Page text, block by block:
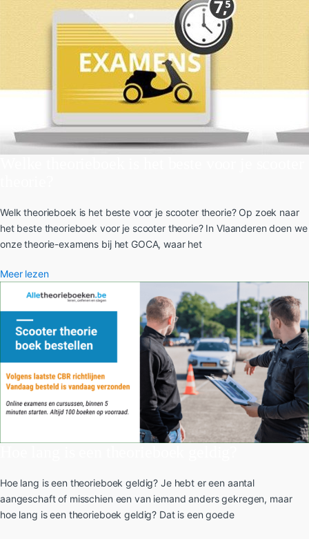
Welk theorieboek is het beste voor je scooter theorie? Op zoek naar
het beste theorieboek voor je scooter theorie? In Vlaanderen doen we
onze theorie-examens bij het GOCA, waar het
Meer lezen
Hoe lang is een theorieboek geldig? Je hebt er een aantal
aangeschaft of misschien een van iemand anders gekregen, maar
hoe lang is een theorieboek geldig? Dat is een goede